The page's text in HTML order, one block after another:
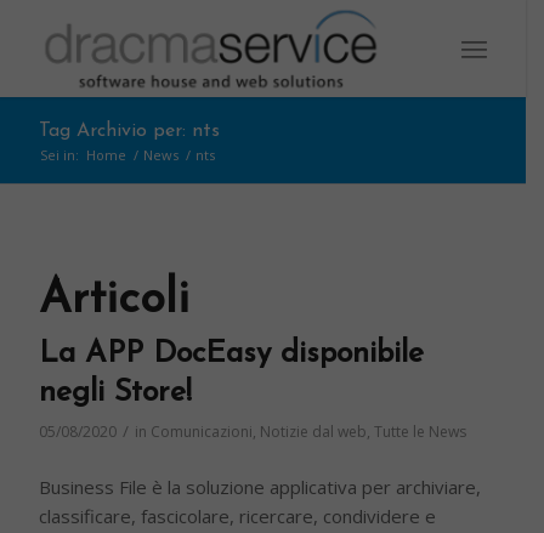
Tag Archivio per: nts
Sei in: Home / News / nts
Articoli
La APP DocEasy disponibile
negli Store!
05/08/2020 / in Comunicazioni, Notizie dal web,Tutte le News
Business File è la soluzione applicativa per archiviare,
classificare, fascicolare, ricercare, condividere e